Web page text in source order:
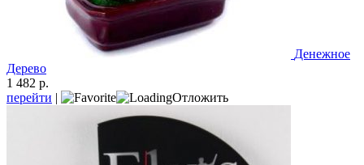
Денежное
Дерево
1 482 р.
перейти | Отложить